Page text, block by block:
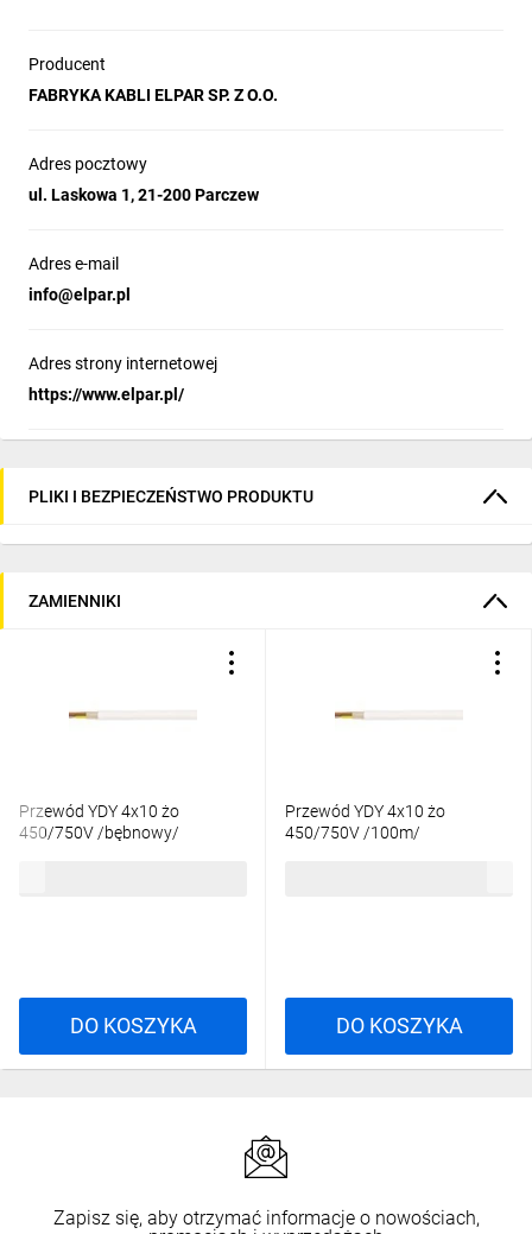
Producent
FABRYKA KABLI ELPAR SP. Z O.O.
Adres pocztowy
ul. Laskowa 1, 21-200 Parczew
Adres e-mail
info@elpar.pl
Adres strony internetowej
https://www.elpar.pl/
PLIKI I BEZPIECZEŃSTWO PRODUKTU
ZAMIENNIKI
Przewód YDY 4x10 żo
450/750V /bębnowy/
DO KOSZYKA
Przewód YDY 4x10 żo
450/750V /100m/
DO KOSZYKA
Zapisz się, aby otrzymać informacje o nowościach,